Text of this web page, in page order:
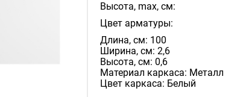
Высота, max, см:
Цвет арматуры:
Длина, см: 100
Ширина, см: 2,6
Высота, см: 0,6
Материал каркаса: Металл
Цвет каркаса: Белый